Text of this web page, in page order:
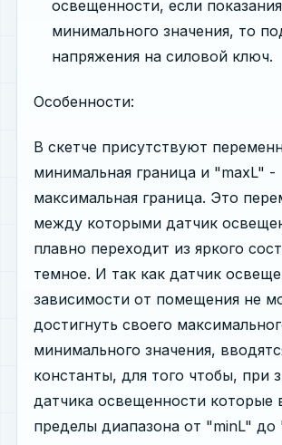
освещенности, если
минимального значения, то
напряжения на силовой ключ.
Особенности:
В скетче присутствуют
минимальная граница и "maxL" -
максимальная граница. Это
между которыми датчик
плавно переходит из яркого
темное. И так как датчик
зависимости от помещения не
достигнуть своего
минимального значения,
константы, для того чтобы, при
датчика освещенности которые
пределы диапазона от "minL" до